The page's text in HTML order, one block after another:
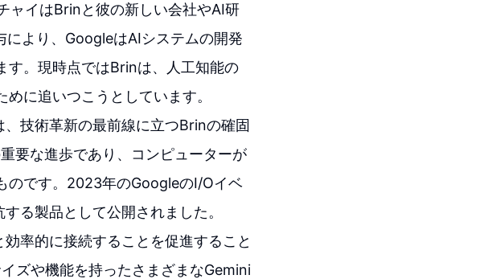
ャイはBrinと彼の新しい会社やAI研
より、GoogleはAIシステムの開発
す。現時点ではBrinは、人工知能の
に追いつこうとしています。
技術革新の最前線に立つBrinの確固
要な進歩であり、コンピューターが
のです。2023年のGoogleのI/Oイベ
る製品として公開されました。
率的に接続することを促進すること
ズや機能を持ったさまざまなGemini